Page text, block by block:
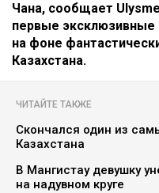
Чана, сообщает
первые
на фоне
Казахстана.
ЧИТАЙТЕ ТАКЖЕ
Скончался один из
Казахстана
В Мангистау девушку
на надувном круге